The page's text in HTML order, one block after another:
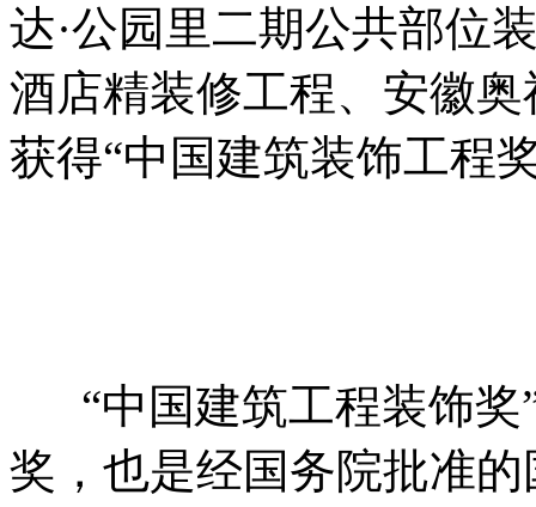
达·公园里二期公共部位
酒店精装修工程、安徽
获得“中国建筑装饰工程
“中国建筑工程装饰奖
奖，也是经国务院批准